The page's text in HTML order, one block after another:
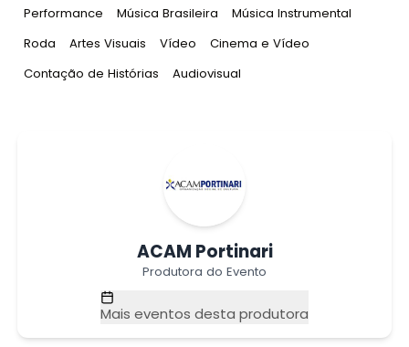
Tag:
Performance Tag:
Música Brasileira Tag:
Música Instrumental
Tag:
Roda Tag:
Artes Visuais Tag:
Vídeo Tag:
Cinema e Vídeo
Tag:
Contação de Histórias Tag:
Audiovisual
ACAM Portinari
Produtora do Evento
Mais eventos desta produtora